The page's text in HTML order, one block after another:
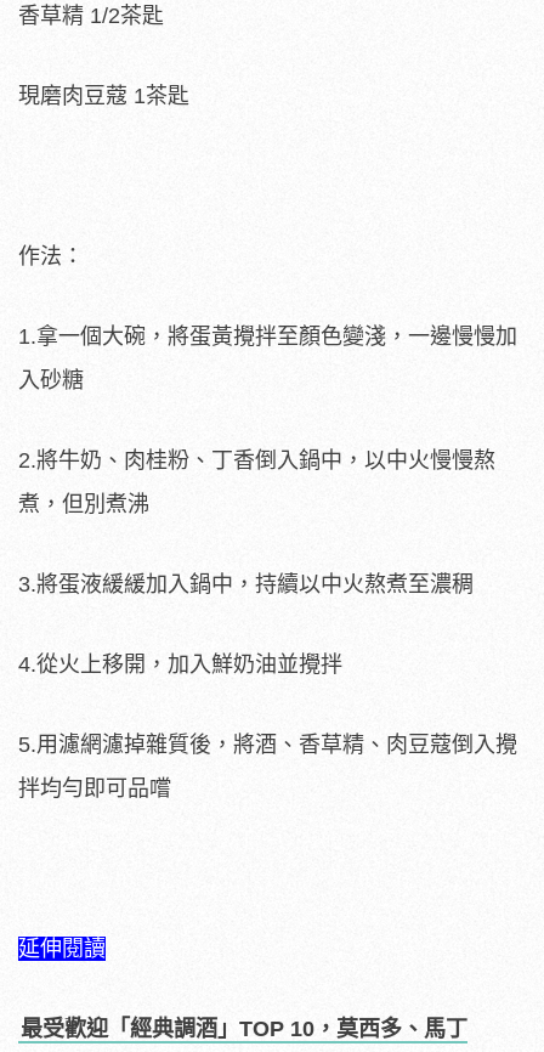
香草精 1/2茶匙
現磨肉豆蔻 1茶匙
作法：
1.拿一個大碗，將蛋黃攪拌至顏色變淺，一邊慢慢加
入砂糖
2.將牛奶、肉桂粉、丁香倒入鍋中，以中火慢慢熬
煮，但別煮沸
3.將蛋液緩緩加入鍋中，持續以中火熬煮至濃稠
4.從火上移開，加入鮮奶油並攪拌
5.用濾網濾掉雜質後，將酒、香草精、肉豆蔻倒入攪
拌均勻即可品嚐
延伸閱讀
最受歡迎「經典調酒」TOP 10，莫西多、馬丁